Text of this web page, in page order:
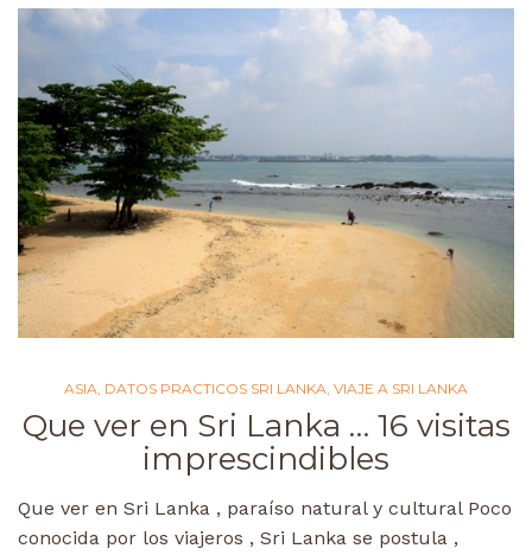
ASIA, DATOS PRACTICOS SRI LANKA, VIAJE A SRI LANKA
Que ver en Sri Lanka … 16 visitas
imprescindibles
Que ver en Sri Lanka , paraíso natural y cultural Poco
conocida por los viajeros , Sri Lanka se postula ,